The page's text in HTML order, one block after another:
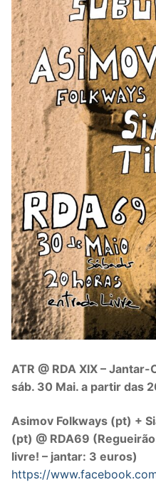
ATR @ RDA XIX –
sáb. 30 Mai. a partir das
Asimov Folkways (pt) +
(pt) @ RDA69
livre! – jantar: 3 euros)
https://